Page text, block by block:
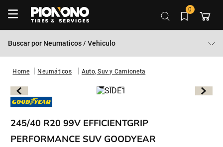
0
Buscar por Neumaticos / Vehiculo
Neumáticos Auto, Suv y Camioneta
245/40 R20 99V EFFICIENTGRIP
PERFORMANCE SUV GOODYEAR